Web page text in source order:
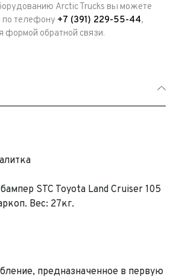
Arctic Trucks вы можете
по телефону +7 (391) 229-55-44,
формой обратной связи.
STC Toyota Land Cruiser 105
Вес: 27кг.
предназначенное в первую